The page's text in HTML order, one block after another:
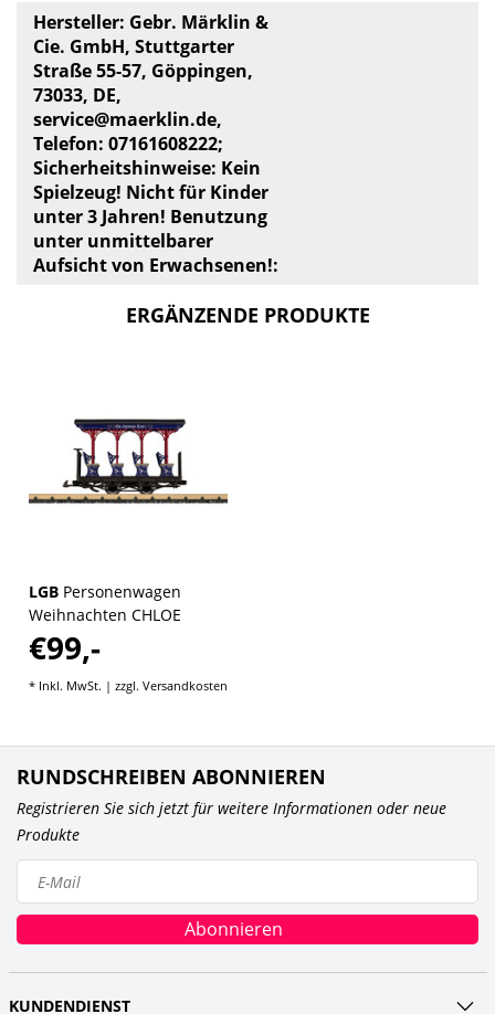
Hersteller: Gebr. Märklin &
Cie. GmbH, Stuttgarter
Straße 55-57, Göppingen,
73033, DE,
service@maerklin.de,
Telefon: 07161608222;
Sicherheitshinweise: Kein
Spielzeug! Nicht für Kinder
unter 3 Jahren! Benutzung
unter unmittelbarer
Aufsicht von Erwachsenen!:
ERGÄNZENDE PRODUKTE
LGB Personenwagen
Weihnachten CHLOE
€99,-
* Inkl. MwSt. | zzgl. Versandkosten
RUNDSCHREIBEN ABONNIEREN
Registrieren Sie sich jetzt für weitere Informationen oder neue
Produkte
Abonnieren
KUNDENDIENST